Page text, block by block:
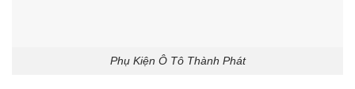
Phụ Kiện Ô Tô Thành Phát